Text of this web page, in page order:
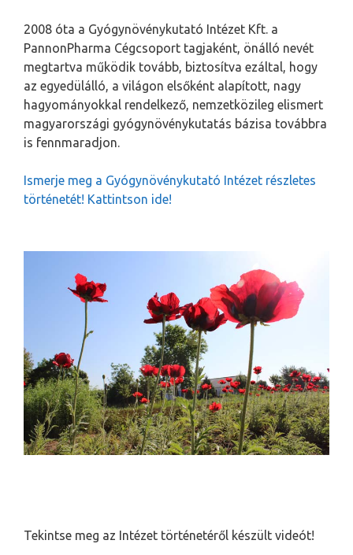
2008 óta a Gyógynövénykutató Intézet Kft. a
PannonPharma Cégcsoport tagjaként, önálló nevét
megtartva működik tovább, biztosítva ezáltal, hogy
az egyedülálló, a világon elsőként alapított, nagy
hagyományokkal rendelkező, nemzetközileg elismert
magyarországi gyógynövénykutatás bázisa továbbra
is fennmaradjon.
Ismerje meg a Gyógynövénykutató Intézet részletes
történetét! Kattintson ide!
Tekintse meg az Intézet történetéről készült videót!